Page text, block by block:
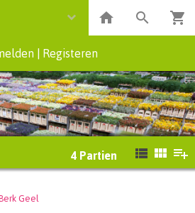
Registeren
4 Partien
Geel